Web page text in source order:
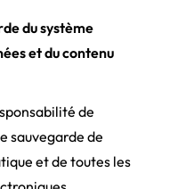
du système
et du contenu
de
sauvegarde de
et de toutes les